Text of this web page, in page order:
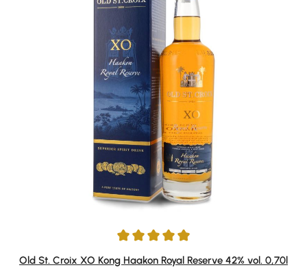
Durchschnittliche Bewertung von 4.93 von 5 Sternen
Old St. Croix XO Kong Haakon Royal Reserve 42% vol. 0,70l